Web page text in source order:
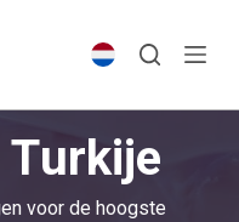
Turkije
voor de hoogste